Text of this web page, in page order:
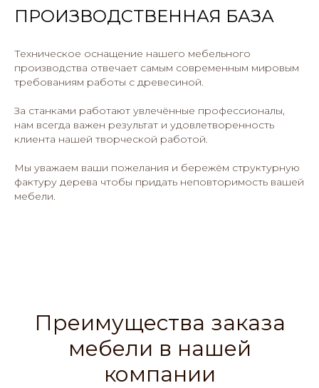
ПРОИЗВОДСТВЕННАЯ БАЗА
Техническое оснащение нашего мебельного
производства отвечает самым современным мировым
требованиям работы с древесиной.
За станками работают увлечённые профессионалы,
нам всегда важен результат и удовлетворенность
клиента нашей творческой работой.
Мы уважаем ваши пожелания и бережём структурную
фактуру дерева чтобы придать неповторимость вашей
мебели.
Преимущества заказа
мебели в нашей
компании